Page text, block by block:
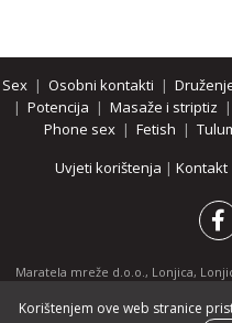
Sex| Osobni kontakti |
| Potencija | Masaže i striptiz |
Phone sex| Fetish |
Uvjeti korištenja | Kontakt
Maratela mreže d.o.o., Lonjica,
godina zabranjeno je
Partnerski portali:
Korištenjem ove web stranice